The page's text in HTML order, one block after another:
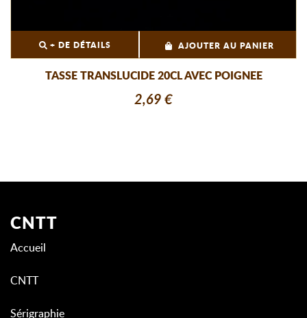
+ DE DÉTAILS AJOUTER AU PANIER
TASSE TRANSLUCIDE 20CL AVEC POIGNEE
2,69 €
CNTT
Accueil
CNTT
Sérigraphie